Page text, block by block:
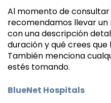
Al momento de
recomendamos llevar
con una descripción
duración y qué crees que
También menciona
estés tomando.
BlueNet Hospitals